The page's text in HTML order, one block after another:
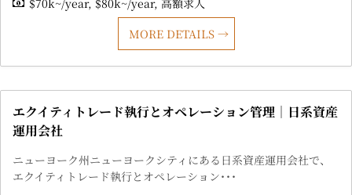
MORE DETAILS
エクイティトレード執行とオペレーション管理｜日系資産
運用会社
ニューヨーク州ニューヨークシティにある日系資産運用会社で、
エクイティトレード執行とオペレーション･･･